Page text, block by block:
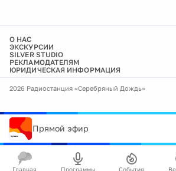
О НАС
ЭКСКУРСИИ
SILVER STUDIO
РЕКЛАМОДАТЕЛЯМ
ЮРИДИЧЕСКАЯ ИНФОРМАЦИЯ
2026 Радиостанция «Серебряный Дождь»
Прямой эфир
Главная Программы События